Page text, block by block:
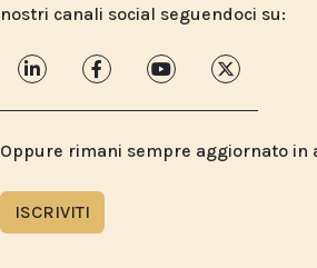
nostri canali social seguendoci su:
Oppure rimani sempre aggiornato
ISCRIVITI